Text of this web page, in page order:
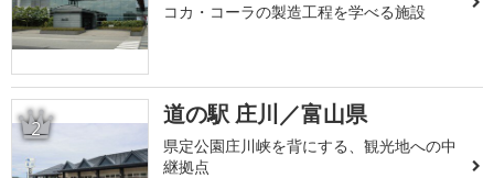
コカ・コーラの製造工程を学べる施設
2 道の駅 庄川／富山県
県定公園庄川峡を背にする、観光地への中
継拠点